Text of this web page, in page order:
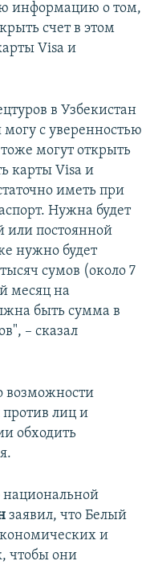
информацию о том,
счет в этом
Visa и
в Узбекистан
с уверенностью
могут открыть
карты Visa и
иметь при
Нужна будет
или постоянной
нужно будет
сумов (около 7
месяц на
быть сумма в
– сказал
возможности
лиц и
обходить
заявил, что Белый
и
чтобы они